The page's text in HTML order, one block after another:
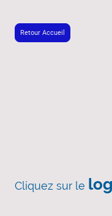
Retour Accueil
Cliquez sur le